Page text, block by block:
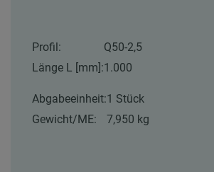
Profil:
Q50-2,5
Länge L [mm]:1.000
Abgabeeinheit:1 Stück
Gewicht/ME:
7,950 kg